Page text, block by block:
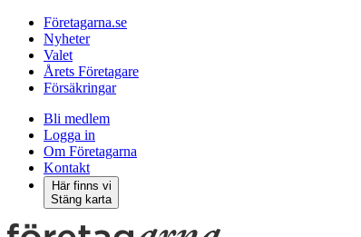
Företagarna.se
Nyheter
Valet
Årets Företagare
Försäkringar
Bli medlem
Logga in
Om Företagarna
Kontakt
Här finns vi
Stäng karta